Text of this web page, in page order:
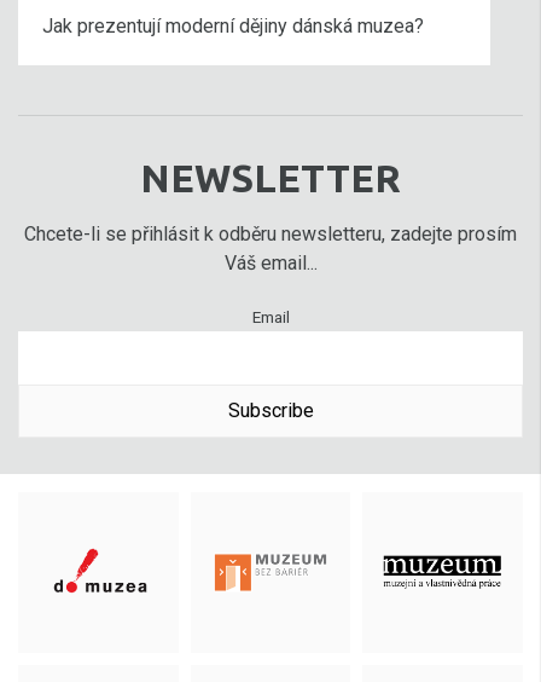
Jak prezentují moderní dějiny dánská muzea?
NEWSLETTER
Chcete-li se přihlásit k odběru newsletteru, zadejte prosím
Váš email...
Email
Subscribe